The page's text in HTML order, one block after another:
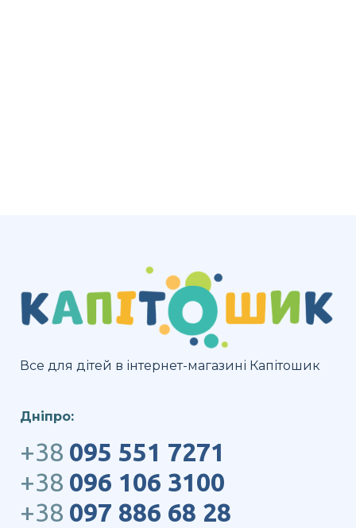
Все для дітей в інтернет-магазині Капітошик
Дніпро:
+38 095 551 7271
+38 096 106 3100
+38 097 886 68 28